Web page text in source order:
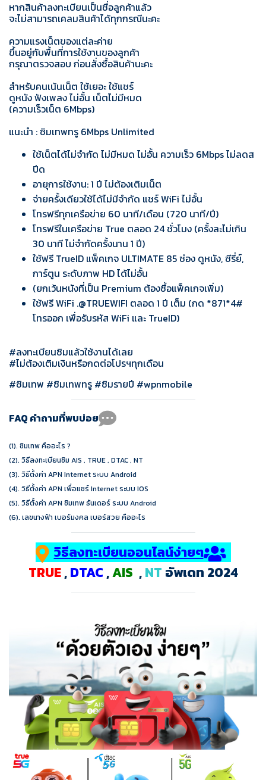
หากสินค้าลงทะเบียนเป็นชื่อลูกค้าแล้ว
จะไม่สามารถเคลมสินค้าได้ทุกกรณีนะคะ
ความแรงเน็ตของแต่ละค่าย
ขึ้นอยู่กับพื้นที่การใช้งานของลูกค้า
กรุณาตรวจสอบ ก่อนสั่งซื้อสินค้านะคะ
สำหรับคนเน้นเน็ต ใช้เยอะ ใช้แชร์
ดูหนัง ฟังเพลง ไม่อั้น เน็ตไม่มีหมด
(ความเร็วเน็ต 6Mbps)
แนะนำ : ซิมเทพทรู 6Mbps Unlimited
ใช้เน็ตได้ไม่จำกัด ไม่มีหมด ไม่อั้น ความเร็ว 6Mbps ไม่ลดส
ปีด
อายุการใช้งาน: 1 ปี ไม่ต้องเติมเน็ต
จ่ายครั้งเดียวใช้ได้ไม่มีจำกัด แชร์ WiFi ไม่อั้น
โทรฟรีทุกเครือข่าย 60 นาที/เดือน (720 นาที/ปี)
โทรฟรีในเครือข่าย True ตลอด 24 ชั่วโมง (ครั้งละไม่เกิน
30 นาที ไม่จำกัดครั้งนาน 1 ปี)
ใช้ฟรี TrueID แพ็คเกจ ULTIMATE 85 ช่อง ดูหนัง, ซีรี่ย์,
การ์ตูน ระดับภาพ HD ได้ไม่อั้น
(ยกเว้นหนังที่เป็น Premium ต้องซื้อแพ็คเกจเพิ่ม)
ใช้ฟรี WiFi .@TRUEWIFI ตลอด 1 ปี เต็ม (กด *871*4#
โทรออก เพื่อรับรหัส WiFi และ TrueID)
#ลงทะเบียนซิมแล้วใช้งานได้เลย
#ไม่ต้องเติมเงินหรือกดต่อโปรฯทุกเดือน
#ซิมเทพ #ซิมเทพทรู #ซิมรายปี #wpnmobile
FAQ คำถามที่พบบ่อย
(1). ซิมเทพ คืออะไร ?
(2). วิธีลงทะเบียนซิม AIS , TRUE , DTAC , NT
(3). วิธีตั้งค่า APN Internet ระบบ Android
(4). วิธีตั้งค่า APN เพื่อแชร์ Internet ระบบ IOS
(5). วิธีตั้งค่า APN ซิมเทพ ธันเดอร์ ระบบ Android
(6). เลขนางฟ้า เบอร์มงคล เบอร์สวย คืออะไร
วิธีลงทะเบียนออนไลน์ง่ายๆ
TRUE,DTAC,AIS ,NT อัพเดท 2024